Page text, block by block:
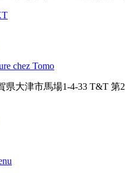
県大津市馬場1-4-33 T&T 第